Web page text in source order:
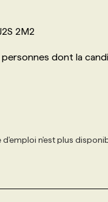
2M2
dont la
n'est plus